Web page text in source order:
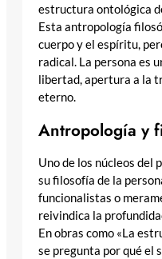
estructura ontológica
Esta antropología
cuerpo y el espíritu,
radical. La persona es
libertad, apertura a la
eterno.
Antropología y
Uno de los núcleos del
su filosofía de la
funcionalistas o
reivindica la
En obras como «La
se pregunta por qué el